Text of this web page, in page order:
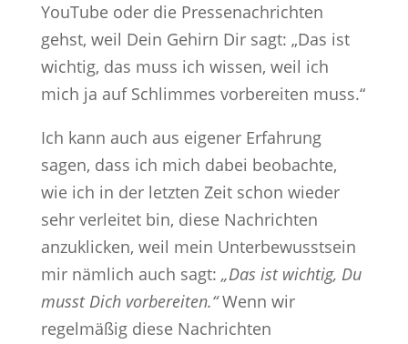
YouTube oder die Pressenachrichten
gehst, weil Dein Gehirn Dir sagt: „Das ist
wichtig, das muss ich wissen, weil ich
mich ja auf Schlimmes vorbereiten muss.“
Ich kann auch aus eigener Erfahrung
sagen, dass ich mich dabei beobachte,
wie ich in der letzten Zeit schon wieder
sehr verleitet bin, diese Nachrichten
anzuklicken, weil mein Unterbewusstsein
mir nämlich auch sagt: „Das ist wichtig, Du
musst Dich vorbereiten.“Wenn wir
regelmäßig diese Nachrichten